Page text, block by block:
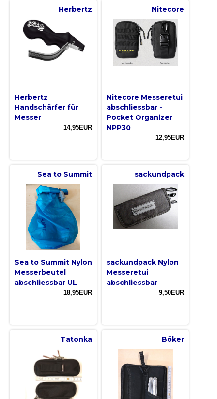
Herbertz
Herbertz
Handschärfer für
Messer
14,95EUR
Nitecore
Nitecore Messeretui
abschliessbar -
Pocket Organizer
NPP30
12,95EUR
Sea to Summit
Sea to Summit Nylon
Messerbeutel
abschliessbar UL
18,95EUR
sackundpack
sackundpack Nylon
Messeretui
abschliessbar
9,50EUR
Tatonka Böker